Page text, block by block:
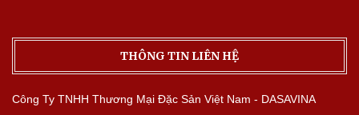
THÔNG TIN LIÊN HỆ
Công Ty TNHH Thương Mại Đặc Sản Việt Nam - DASAVINA